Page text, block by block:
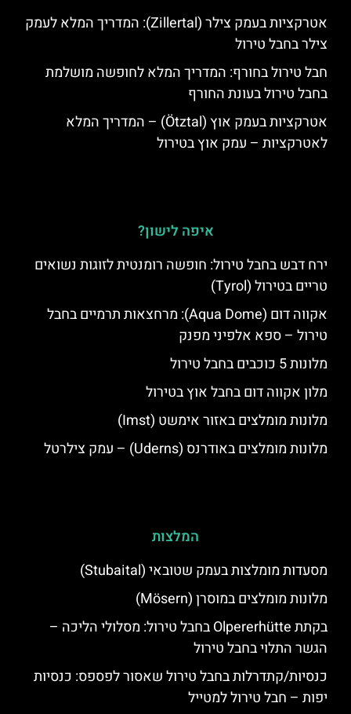
אטרקציות בעמק צילר (Zillertal): המדריך המלא לעמק
צילר בחבל טירול
חבל טירול בחורף: המדריך המלא לחופשה מושלמת
בחבל טירול בעונת החורף
אטרקציות בעמק אוץ (Ötztal) – המדריך המלא
לאטרקציות – עמק אוץ בטירול
איפה לישון?
ירח דבש בחבל טירול: חופשה רומנטית לזוגות נשואים
טריים בטירול (Tyrol)
אקווה דום (Aqua Dome): מרחצאות תרמיים בחבל
טירול – ספא אלפיני מפנק
מלונות 5 כוכבים בחבל טירול
מלון אקווה דום בחבל אוץ בטירול
מלונות מומלצים באזור אימשט (Imst)
מלונות מומלצים באודרנס (Uderns) – עמק צילרטל
המלצות
מסעדות מומלצות בעמק שטובאי (Stubaital)
מלונות מומלצים במוסרן (Mösern)
בקתת Olpererhütte בחבל טירול: מסלולי הליכה –
הגשר התלוי בחבל טירול
כנסיות/קתדרלות בחבל טירול שאסור לפספס: כנסיות
יפות – חבל טירול למטייל